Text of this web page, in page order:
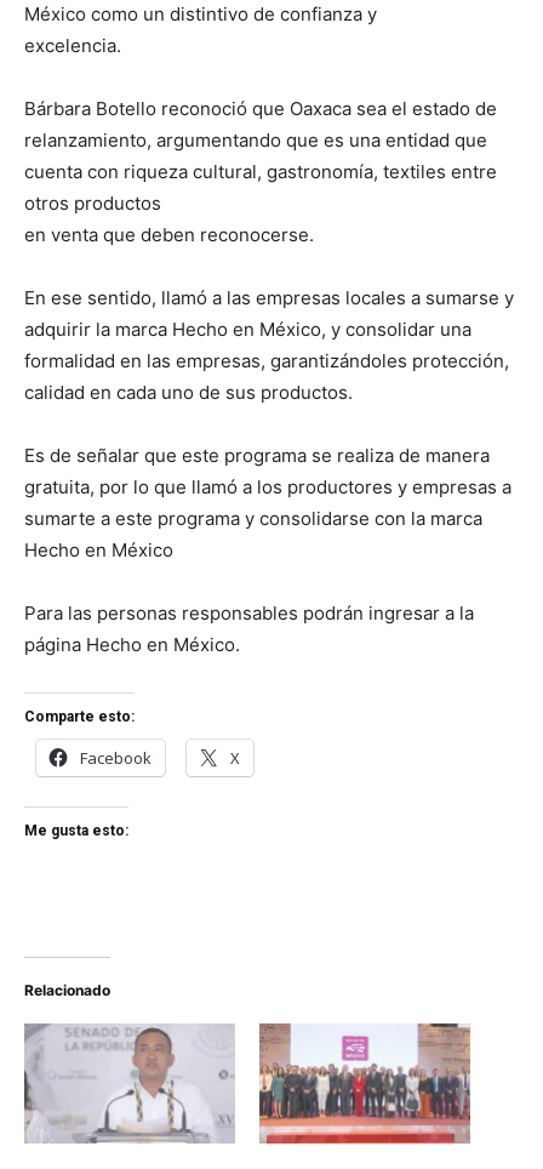
México como un distintivo de confianza y
excelencia.
Bárbara Botello reconoció que Oaxaca sea el estado de
relanzamiento, argumentando que es una entidad que
cuenta con riqueza cultural, gastronomía, textiles entre
otros productos
en venta que deben reconocerse.
En ese sentido, llamó a las empresas locales a sumarse y
adquirir la marca Hecho en México, y consolidar una
formalidad en las empresas, garantizándoles protección,
calidad en cada uno de sus productos.
Es de señalar que este programa se realiza de manera
gratuita, por lo que llamó a los productores y empresas a
sumarte a este programa y consolidarse con la marca
Hecho en México
Para las personas responsables podrán ingresar a la
página Hecho en México.
Comparte esto:
Facebook X
Me gusta esto:
Relacionado